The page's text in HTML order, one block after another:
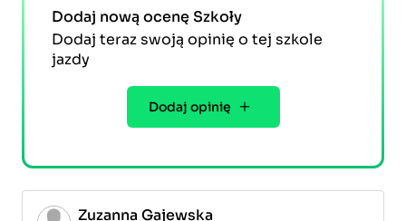
Dodaj nową ocenę Szkoły
Dodaj teraz swoją opinię o tej szkole
jazdy
Dodaj opinię
Zuzanna Gajewska